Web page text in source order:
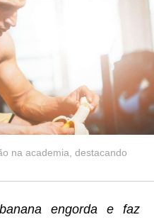
na academia, destacando
engorda e faz